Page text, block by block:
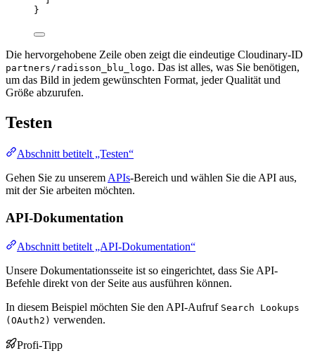
}
Die hervorgehobene Zeile oben zeigt die eindeutige Cloudinary-ID
partners/radisson_blu_logo. Das ist alles, was Sie benötigen,
um das Bild in jedem gewünschten Format, jeder Qualität und
Größe abzurufen.
Testen
Abschnitt betitelt „Testen“
Gehen Sie zu unserem APIs-Bereich und wählen Sie die API aus,
mit der Sie arbeiten möchten.
API-Dokumentation
Abschnitt betitelt „API-Dokumentation“
Unsere Dokumentationsseite ist so eingerichtet, dass Sie API-
Befehle direkt von der Seite aus ausführen können.
In diesem Beispiel möchten Sie den API-Aufruf Search Lookups
(OAuth2) verwenden.
Profi-Tipp